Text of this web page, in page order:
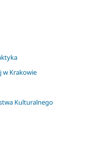
w Krakowie
Kulturalnego